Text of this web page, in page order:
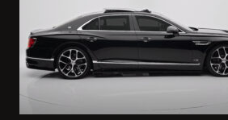
Hình ảnh dán xe
Tin tức
Liên hệ